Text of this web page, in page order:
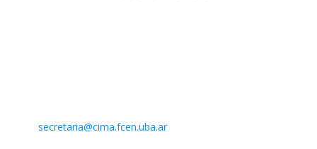
secretaria@cima.fcen.uba.ar